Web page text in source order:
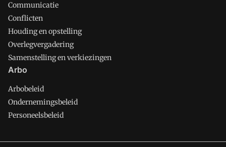
Communicatie
Conflicten
Houding en opstelling
Overlegvergadering
Samenstelling en verkiezingen
Arbo
Arbobeleid
Ondernemingsbeleid
Personeelsbeleid